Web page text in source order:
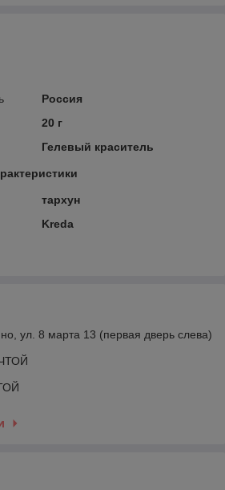
Россия
20 г
Гелевый краситель
тархун
Kreda
ул. 8 марта 13 (первая дверь слева)